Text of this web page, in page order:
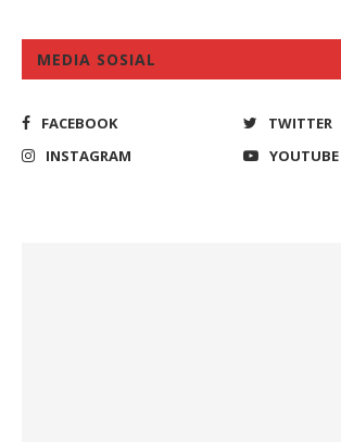
MEDIA SOSIAL
FACEBOOK
TWITTER
INSTAGRAM
YOUTUBE